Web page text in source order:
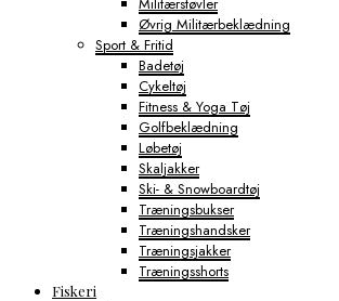
Øvrig Militærbeklædning
Sport & Fritid
Badetøj
Cykeltøj
Fitness & Yoga Tøj
Golfbeklædning
Løbetøj
Skaljakker
Ski- & Snowboardtøj
Træningsbukser
Træningshandsker
Træningsjakker
Træningsshorts
Fiskeri